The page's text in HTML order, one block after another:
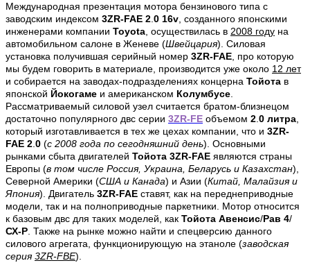
Международная презентация мотора бензинового типа с
заводским индексом 3ZR-FAE 2 0 16v , созданного японскими
инженерами компании Toyota , осуществилась в 2008 году на
автомобильном салоне в Женеве (Швейцария). Силовая
установка получившая серийный номер 3ZR-FAE , про которую
мы будем говорить в материале, производится уже около 12 лет
и собирается на заводах-подразделениях концерна Тойота в
японской Йокогаме и американском Колумбусе
Рассматриваемый силовой узел считается братом-близнецом
достаточно популярного двс серии 3ZR-FE объемом 2 0 литра
который изготавливается в тех же цехах компании, что и 3ZR-
FAE 2 0 (с 2008 года по сегодняшний день). Основными
рынками сбыта двигателей Тойота 3ZR-FAE являются страны
Европы (в том числе Россия, Украина, Беларусь и Казахстан),
Северной Америки (США и Канада) и Азии (Китай, Малайзия и
Япония). Двигатель 3ZR-FAE ставят, как на переднеприводные
модели, так и на полноприводные паркетники. Мотор относится
к базовым двс для таких моделей, как Тойота Авенсис/Рав 4/
СХ-Р . Также на рынке можно найти и спецверсию данного
силового агрегата, функционирующую на этаноле (заводская
серия3ZR-FBE).